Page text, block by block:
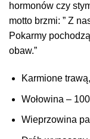
hormonów czy
motto brzmi: ” Z
Pokarmy
obaw.”
Karmione
Wołowina –
Wieprzowina